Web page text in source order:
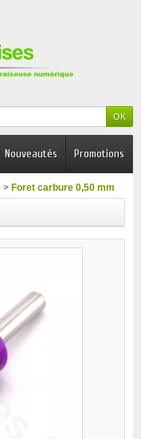
Promotions
Nouveautés
> Foret carbure 0,50 mm